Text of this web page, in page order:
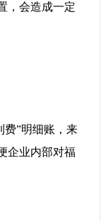
，会造成一定
费”明细账，来
企业内部对福